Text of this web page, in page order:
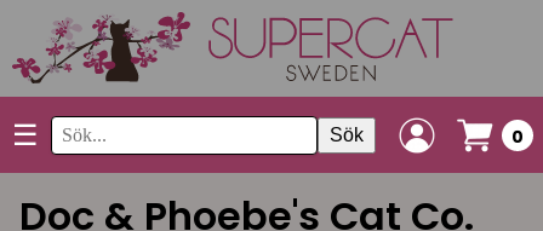
☰ Sök 0
Doc & Phoebe's Cat Co.